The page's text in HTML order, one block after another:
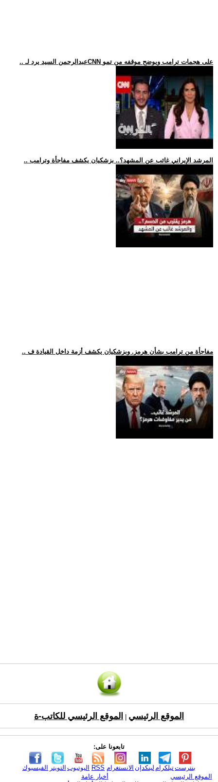
.. عبدالرحمن السيد يرد لـCNN على هجمات ترامب ويوضح موقفه من تمو
.. المرشد الإيراني غائب عن المشهد؟.. بزشكيان يكشف مفاجأة وترامب
.. مفاجأة من ترامب بشأن هرمز. وبزشكيان يكشف أزمة داخل القيادة ف
الموقع الرئيسي الموقع الرئيسي للكاتب-ة
تابعونا على:
الفيسبوك التويتر اليوتيوب RSS الانستغرام لينكدإن تيلكرامبنترست
الموقع الرئيسي
أخبار عامة